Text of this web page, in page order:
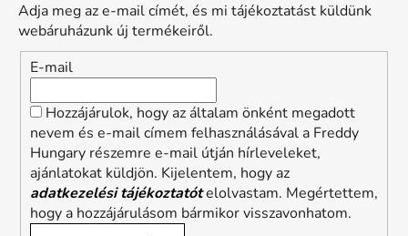
Adja meg az e-mail címét, és mi tájékoztatást küldünk
webáruházunk új termékeiről.
E-mail
Hozzájárulok, hogy az általam önként megadott
nevem és e-mail címem felhasználásával a Freddy
Hungary részemre e-mail útján hírleveleket,
ajánlatokat küldjön. Kijelentem, hogy az
adatkezelési tájékoztatótelolvastam. Megértettem,
hogy a hozzájárulásom bármikor visszavonhatom.